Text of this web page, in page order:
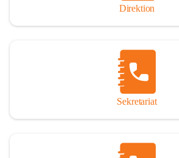
Direktion
Sekretariat